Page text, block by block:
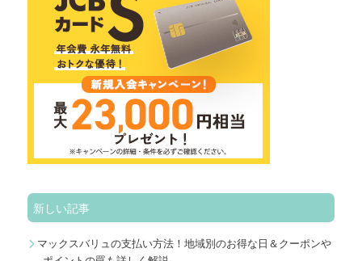
新しい記事
マックスバリュの支払い方法！地域別のお得な日＆クーポンや